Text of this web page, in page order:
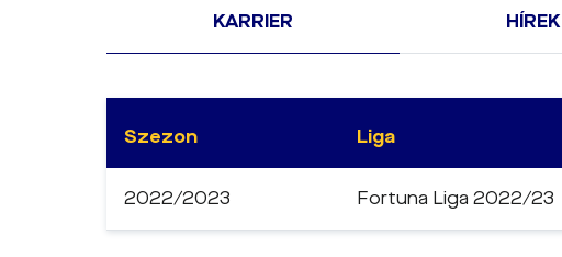
KARRIER HÍREK
Szezon Liga
2022/2023 Fortuna Liga 2022/23